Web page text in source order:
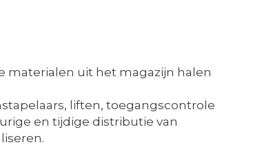
materialen uit het magazijn halen
liften, toegangscontrole
en tijdige distributie van